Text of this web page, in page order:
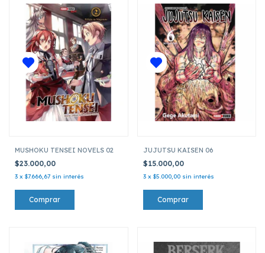
MUSHOKU TENSEI NOVELS 02
$23.000,00
3 x $7.666,67 sin interés
JUJUTSU KAISEN 06
$15.000,00
3 x $5.000,00 sin interés